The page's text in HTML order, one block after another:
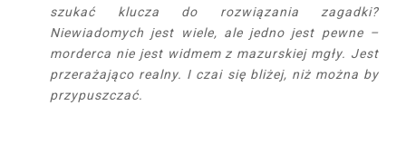
szukać klucza do rozwiązania zagadki?
Niewiadomych jest wiele, ale jedno jest pewne –
morderca nie jest widmem z mazurskiej mgły. Jest
przerażająco realny. I czai się bliżej, niż można by
przypuszczać.